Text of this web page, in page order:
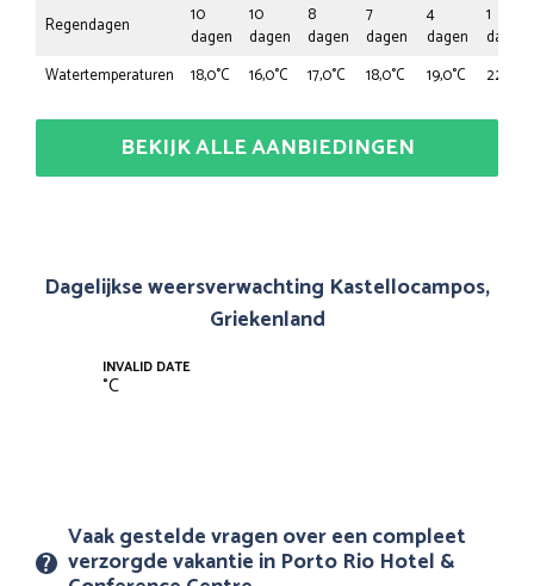
Regendagen
10
dagen
10
dagen
8
dagen
7
dagen
4
dagen
1
dagen
Watertemperaturen
18,0°C 16,0°C 17,0°C 18,0°C 19,0°C 22,0°C
BEKIJK ALLE AANBIEDINGEN
Dagelijkse weersverwachting Kastellocampos,
Griekenland
INVALID DATE
°C
Vaak gestelde vragen over een compleet
verzorgde vakantie in Porto Rio Hotel &